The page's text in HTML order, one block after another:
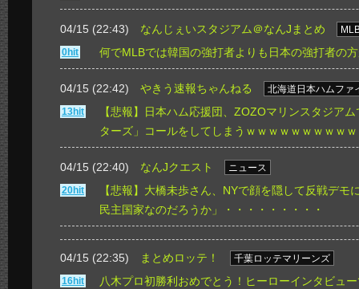
04/15 (22:43) なんじぇいスタジアム＠なんJまとめ
0hit
何でMLBでは韓国の強打者よりも日本の強打者の
04/15 (22:42) やきう速報ちゃんねる
北海道日本ハムファ
13hit
【悲報】日本ハム応援団、ZOZOマリンスタジア
ターズ」コールをしてしまうｗｗｗｗｗｗｗｗｗ
04/15 (22:40) なんJクエスト
ニュース
20hit
【悲報】大橋未歩さん、NYで顔を隠して反戦デモ
民主国家なのだろうか」・・・・・・・・・
04/15 (22:35) まとめロッテ！
千葉ロッテマリーンズ
16hit
八木プロ初勝利おめでとう！ヒーローインタビュ